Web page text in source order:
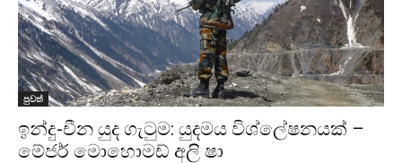
පුවත්
ඉන්දු-චීන යුද ගැටුම: යුදමය විශ්ලේෂනයක් –
මේජර් මොහොමඩ් අලි ෂා